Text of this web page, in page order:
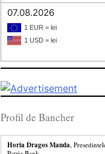
07.08.2026
1 EUR = lei
1 USD = lei
Profil de Bancher
Horia Dragos Manda,